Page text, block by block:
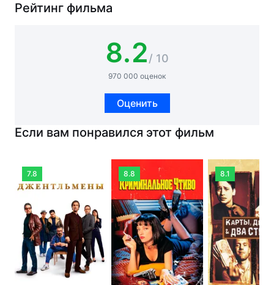
Рейтинг фильма
8.2/ 10
970 000 оценок
Оценить
Если вам понравился этот фильм
7.8 8.8 8.1